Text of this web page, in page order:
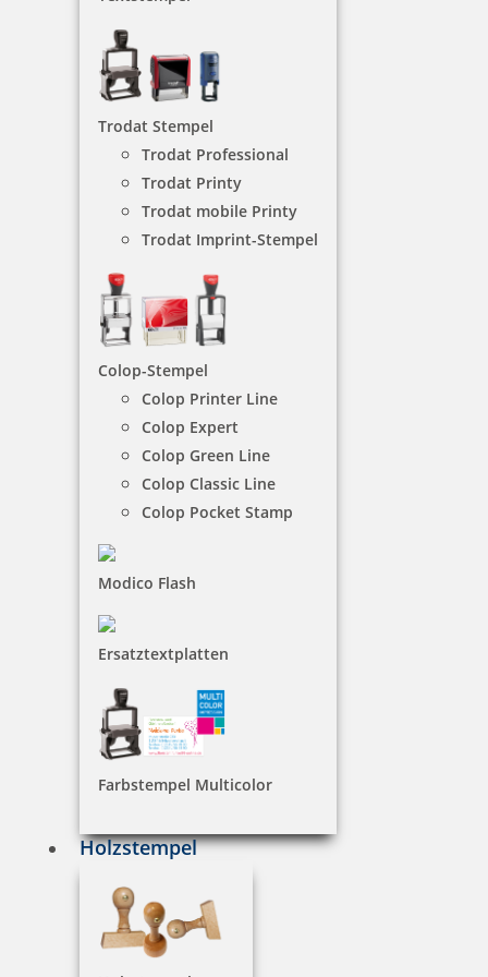
Trodat Stempel
Trodat Professional
Trodat Printy
Trodat mobile Printy
Trodat Imprint-Stempel
Colop-Stempel
Colop Printer Line
Colop Expert
Colop Green Line
Colop Classic Line
Colop Pocket Stamp
Modico Flash
Ersatztextplatten
Farbstempel Multicolor
Holzstempel
verwenden. Verbraucher im Sinne von §13 BGB sind von der
Nutzung der angebotenen Leistung ausgeschlossen.
Lehrerstempel –
Motivationsstempel
trodat edy®
Wählen Sie Ihren Motivationsstempel einfach aus
der großen Anzahl von Motiven.
NACH WUNSCHSTEMPEL FILTERN
108 Artikel in der Kategorie
7,83 €